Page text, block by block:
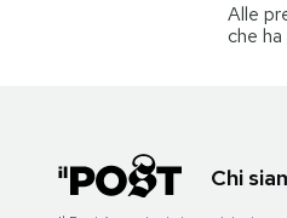
Alle
che
Chi